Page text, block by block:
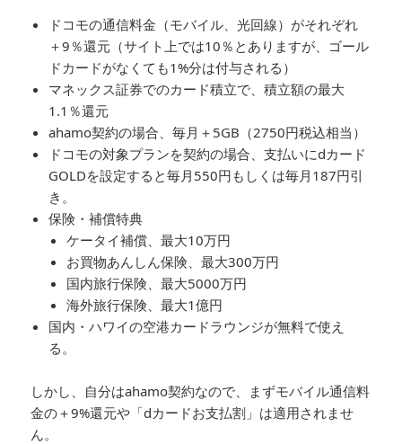
ドコモの通信料金（モバイル、光回線）がそれぞれ
＋9％還元（サイト上では10％とありますが、ゴール
ドカードがなくても1%分は付与される）
マネックス証券でのカード積立で、積立額の最大
1.1％還元
ahamo契約の場合、毎月＋5GB（2750円税込相当）
ドコモの対象プランを契約の場合、支払いにdカード
GOLDを設定すると毎月550円もしくは毎月187円引
き。
保険・補償特典
ケータイ補償、最大10万円
お買物あんしん保険、最大300万円
国内旅行保険、最大5000万円
海外旅行保険、最大1億円
国内・ハワイの空港カードラウンジが無料で使え
る。
しかし、自分はahamo契約なので、まずモバイル通信料
金の＋9%還元や「dカードお支払割」は適用されませ
ん。